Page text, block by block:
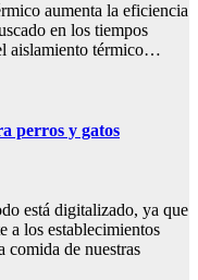
aumenta la eficiencia
en los tiempos
aislamiento térmico…
perros y gatos
está digitalizado, ya que
a los establecimientos
comida de nuestras